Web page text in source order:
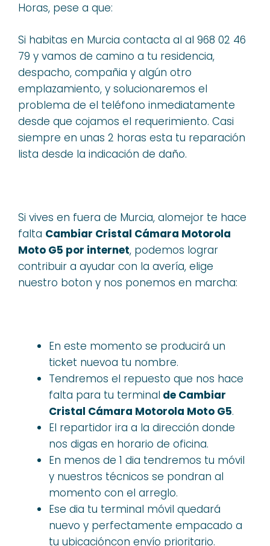
Horas, pese a que:
Si habitas en Murcia contacta al al 968 02 46
79 y vamos de camino a tu residencia,
despacho, compañia y algún otro
emplazamiento, y solucionaremos el
problema de el teléfono inmediatamente
desde que cojamos el requerimiento. Casi
siempre en unas 2 horas esta tu reparación
lista desde la indicación de daño.
Si vives en fuera de Murcia, alomejor te hace
falta Cambiar Cristal Cámara Motorola
Moto G5 por internet, podemos lograr
contribuir a ayudar con la avería, elige
nuestro boton y nos ponemos en marcha:
En este momento se producirá un
ticket nuevoa tu nombre.
Tendremos el repuesto que nos hace
falta para tu terminal de Cambiar
Cristal Cámara Motorola Moto G5.
El repartidor ira a la dirección donde
nos digas en horario de oficina.
En menos de 1 dia tendremos tu móvil
y nuestros técnicos se pondran al
momento con el arreglo.
Ese dia tu terminal móvil quedará
nuevo y perfectamente empacado a
tu ubicacióncon envío prioritario.